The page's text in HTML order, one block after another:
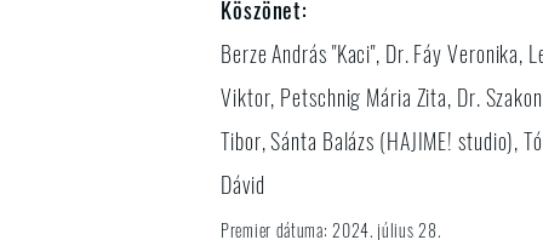
Köszönet:
Berze András "Kaci", Dr. Fáy Veronika,
Viktor, Petschnig Mária Zita, Dr.
Tibor, Sánta Balázs (HAJIME! studio),
Dávid
​Premier dátuma: 2024. július 28.